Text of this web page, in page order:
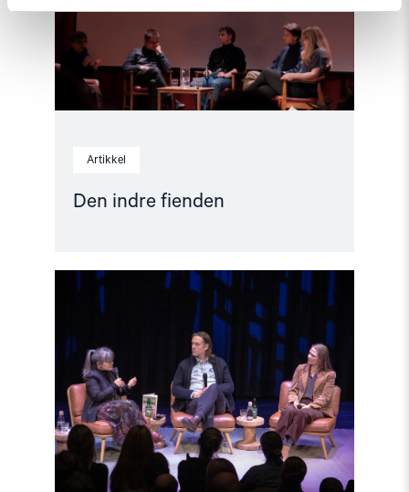
Artikkel
Den indre fienden
Read
article
"Når
blir
hverdag"